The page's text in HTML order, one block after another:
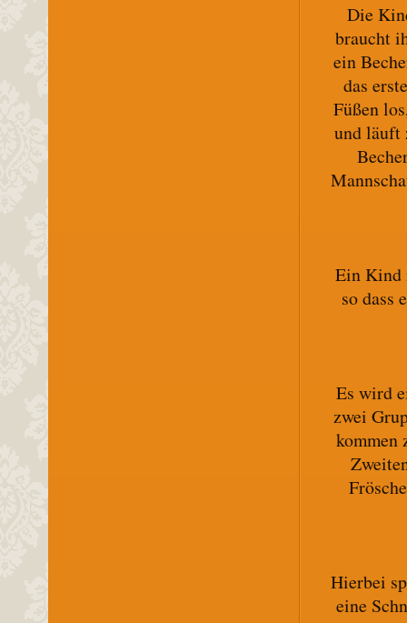
Die
braucht
ein
das
Füßen
und läuft
Ein Kind
so dass
Es wird
zwei
kommen
Hierbei
eine